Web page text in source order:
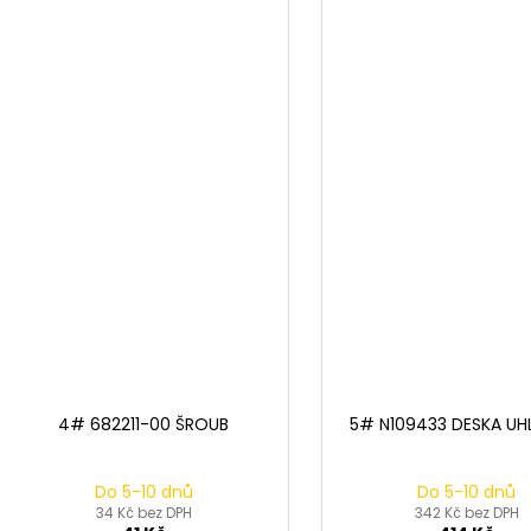
4# 682211-00 ŠROUB
Do 5-10 dnů
34 Kč bez DPH
5# N109433 DESKA
Do 5-10 dnů
342 Kč bez DPH